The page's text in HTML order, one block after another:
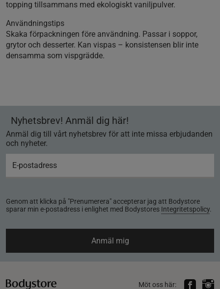
topping tillsammans med ekologiskt vaniljpulver.
Användningstips
Skaka förpackningen före användning. Passar i soppor,
grytor och desserter. Kan vispas – konsistensen blir inte
densamma som vispgrädde.
Nyhetsbrev! Anmäl dig här!
Anmäl dig till vårt nyhetsbrev för att inte missa erbjudanden
och nyheter.
Genom att klicka på "Prenumerera" accepterar jag att Bodystore
sparar min e-postadress i enlighet med Bodystores Integritetspolicy.
Anmäl mig
Möt oss här: